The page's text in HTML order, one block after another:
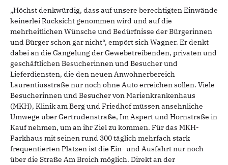
„Höchst denkwürdig, dass auf unsere berechtigten Einwände
keinerlei Rücksicht genommen wird und auf die
mehrheitlichen Wünsche und Bedürfnisse der Bürgerinnen
und Bürger schon gar nicht“, empört sich Wagner. Er denkt
dabei an die Gängelung der Gewebetreibenden, privaten und
geschäftlichen Besucherinnen und Besucher und
Lieferdiensten, die den neuen Anwohnerbereich
Laurentiusstraße nur noch ohne Auto erreichen sollen. Viele
Besucherinnen und Besucher von Marienkrankenhaus
(MKH), Klinik am Berg und Friedhof müssen ansehnliche
Umwege über Gertrudenstraße, Im Aspert und Hornstraße in
Kauf nehmen, um an ihr Ziel zu kommen. Für das MKH-
Parkhaus mit seinen rund 300 täglich mehrfach stark
frequentierten Plätzen ist die Ein- und Ausfahrt nur noch
über die Straße Am Broich möglich. Direkt an der